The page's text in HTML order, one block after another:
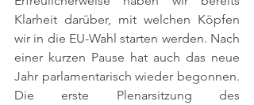
Klarheit darüber, mit welchen Köpfen
wir in die EU-Wahl starten werden. Nach
einer kurzen Pause hat auch das neue
Jahr parlamentarisch wieder begonnen.
Die erste Plenarsitzung des